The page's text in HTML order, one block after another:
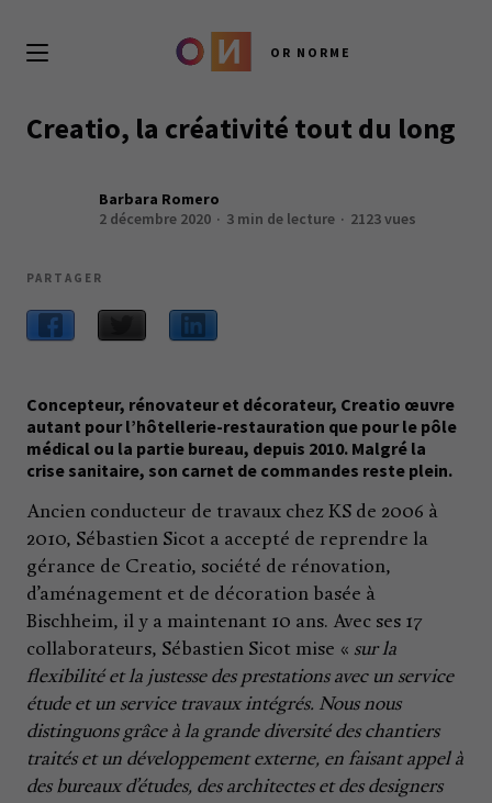
OR NORME
Creatio, la créativité tout du long
Barbara Romero
2 décembre 2020
3 min de lecture 2123 vues
PARTAGER
Concepteur, rénovateur et décorateur, Creatio œuvre
autant pour l’hôtellerie-restauration que pour le pôle
médical ou la partie bureau, depuis 2010. Malgré la
crise sanitaire, son carnet de commandes reste plein.
Ancien conducteur de travaux chez KS de 2006 à
2010, Sébastien Sicot a accepté de reprendre la
gérance de Creatio, société de rénovation,
d’aménagement et de décoration basée à
Bischheim, il y a maintenant 10 ans. Avec ses 17
collaborateurs, Sébastien Sicot mise « sur la
flexibilité et la justesse des prestations avec un service
étude et un service travaux intégrés. Nous nous
distinguons grâce à la grande diversité des chantiers
traités et un développement externe, en faisant appel à
des bureaux d’études, des architectes et des designers